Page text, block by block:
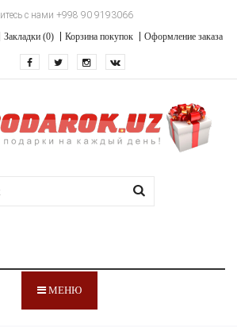
с нами +998 90 9193066
Закладки (0) Корзина покупок Оформление заказа
МЕНЮ